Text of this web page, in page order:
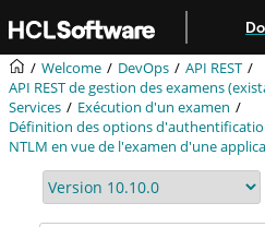
Aller au contenu principal
Welcome DevOps
API REST
API REST de gestion des examens
Services
Exécution d'un examen
Définition des options
NTLM en vue de l'examen d'une